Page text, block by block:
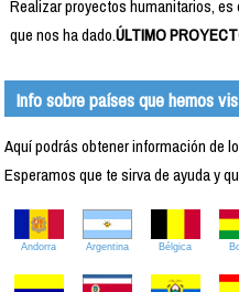
Realizar proyectos humanitarios,
que nos ha dado.ÚLTIMO
Info sobre países que hemos
Aquí podrás obtener información de
Esperamos que te sirva de ayuda y
Andorra Argentina Bélgica